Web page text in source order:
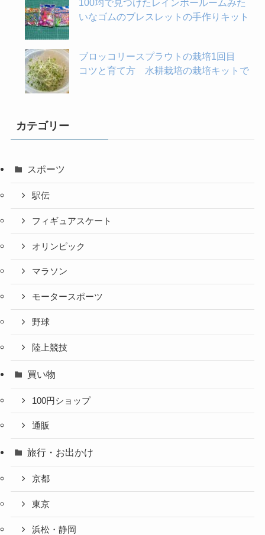
100均で見つけたレインボールームみた
いなゴムのブレスレットの手作りキット
ブロッコリースプラウトの栽培1回目
コツと育て方 水耕栽培の栽培キットで
カテゴリー
スポーツ
駅伝
フィギュアスケート
オリンピック
マラソン
モータースポーツ
野球
陸上競技
買い物
100円ショップ
通販
旅行・お出かけ
京都
東京
浜松・静岡